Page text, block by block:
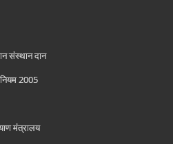
संस्थान दान
2005
मंत्रालय